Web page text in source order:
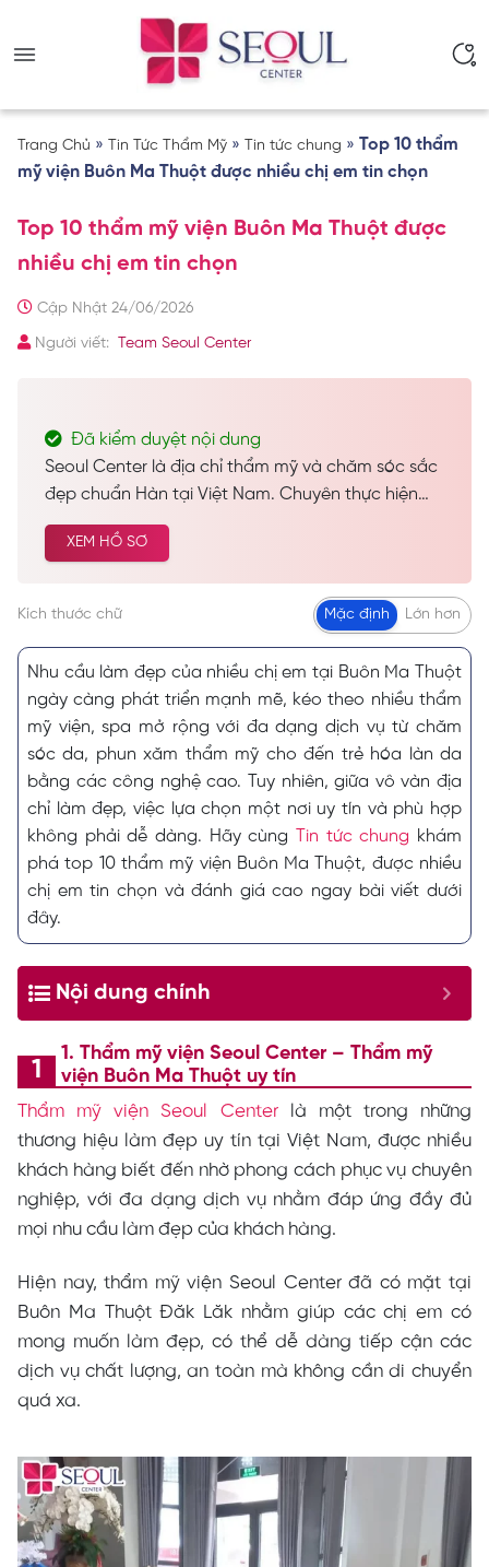
Trang Chủ » Tin Tức Thẩm Mỹ » Tin tức chung » Top 10 thẩm
mỹ viện Buôn Ma Thuột được nhiều chị em tin chọn
Top 10 thẩm mỹ viện Buôn Ma Thuột được
nhiều chị em tin chọn
Cập Nhật 24/06/2026
Người viết: Team Seoul Center
Đã kiểm duyệt nội dung
Seoul Center là địa chỉ thẩm mỹ và chăm sóc sắc
đẹp chuẩn Hàn tại Việt Nam. Chuyên thực hiện
các dịch vụ spa làm đẹp, chăm sóc da công nghệ
cao… Được nhiều khách hàng tin tưởng và lựa
XEM HỒ SƠ
Kích thước chữ Mặc định Lớn hơn
Nhu cầu làm đẹp của nhiều chị em tại Buôn Ma Thuột
ngày càng phát triển mạnh mẽ, kéo theo nhiều thẩm
mỹ viện, spa mở rộng với đa dạng dịch vụ từ chăm
sóc da, phun xăm thẩm mỹ cho đến trẻ hóa làn da
bằng các công nghệ cao. Tuy nhiên, giữa vô vàn địa
chỉ làm đẹp, việc lựa chọn một nơi uy tín và phù hợp
không phải dễ dàng. Hãy cùng
Tin tức chung khám
phá top 10 thẩm mỹ viện Buôn Ma Thuột, được nhiều
chị em tin chọn và đánh giá cao ngay bài viết dưới
đây.
Nội dung chính
1. Thẩm mỹ viện Seoul Center – Thẩm mỹ
viện Buôn Ma Thuột uy tín
Thẩm mỹ viện Seoul Centerlà một trong những
thương hiệu làm đẹp uy tín tại Việt Nam, được nhiều
khách hàng biết đến nhờ phong cách phục vụ chuyên
nghiệp, với đa dạng dịch vụ nhằm đáp ứng đầy đủ
mọi nhu cầu làm đẹp của khách hàng.
Hiện nay, thẩm mỹ viện Seoul Center đã có mặt tại
Buôn Ma Thuột Đăk Lăk nhằm giúp các chị em có
mong muốn làm đẹp, có thể dễ dàng tiếp cận các
dịch vụ chất lượng, an toàn mà không cần di chuyển
quá xa.